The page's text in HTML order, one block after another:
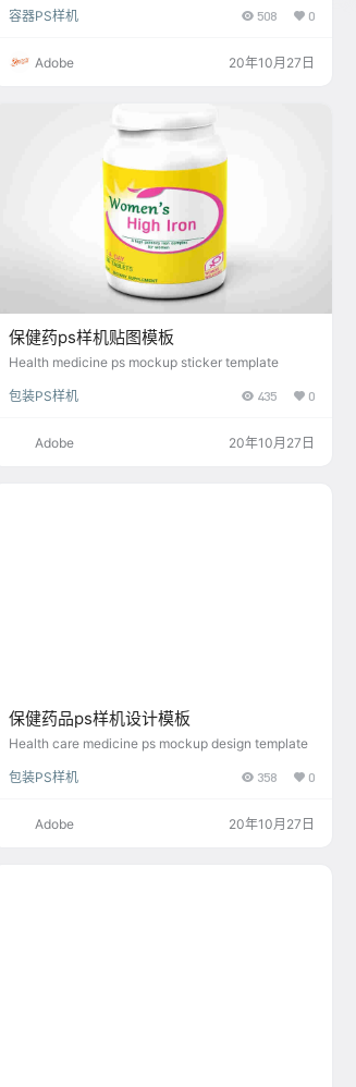
容器PS样机 508 0
Adobe 20年10月27日
保健药ps样机贴图模板
Health medicine ps mockup sticker template
包装PS样机 435 0
Adobe 20年10月27日
保健药品ps样机设计模板
Health care medicine ps mockup design template
包装PS样机 358 0
Adobe 20年10月27日